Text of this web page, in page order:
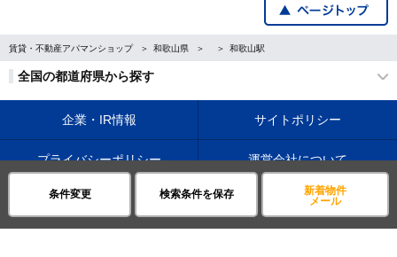
条件変更 検索条件を保存
新着物件
メール
賃貸・不動産アパマンショップ 和歌山県 和歌山駅
全国の都道府県から探す
企業・IR情報 サイトポリシー
プライバシーポリシー 運営会社について
©APAMAN Co.,Ltd.